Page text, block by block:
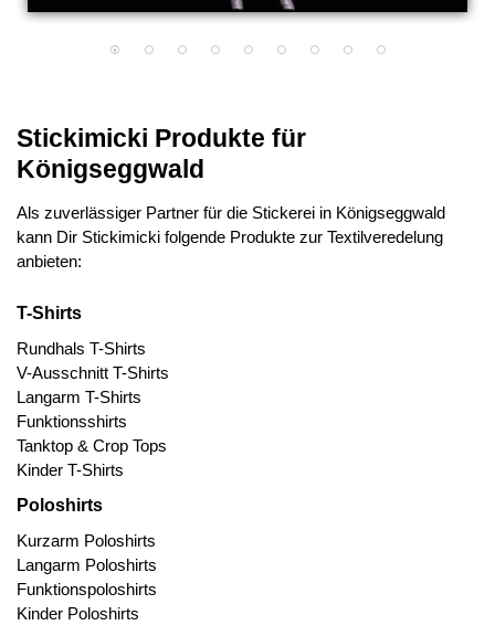
Stickimicki Produkte für
Königseggwald
Als zuverlässiger Partner für die Stickerei in Königseggwald
kann Dir Stickimicki folgende Produkte zur Textilveredelung
anbieten:
T-Shirts
Rundhals T-Shirts
V-Ausschnitt T-Shirts
Langarm T-Shirts
Funktionsshirts
Tanktop & Crop Tops
Kinder T-Shirts
Poloshirts
Kurzarm Poloshirts
Langarm Poloshirts
Funktionspoloshirts
Kinder Poloshirts